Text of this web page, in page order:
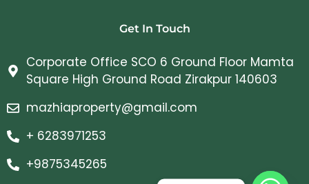
Get In Touch
Corporate Office SCO 6 Ground Floor Mamta
Square High Ground Road Zirakpur 140603
mazhiaproperty@gmail.com
+ 6283971253
+9875345265